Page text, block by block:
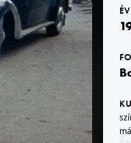
Március 15. tér 11., a Városháza kapuja.
ÉV